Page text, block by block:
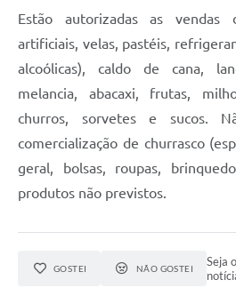
Estão autorizadas as
artificiais, velas, pastéis,
alcoólicas), caldo de cana,
melancia, abacaxi, frutas,
churros, sorvetes e sucos.
comercialização de churrasco
geral, bolsas, roupas,
produtos não previstos.
GOSTEI NÃO GOSTEI
Seja